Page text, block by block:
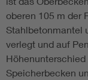
oberen 105 m der
Stahlbetonmantel
verlegt und auf
Speicherbecken